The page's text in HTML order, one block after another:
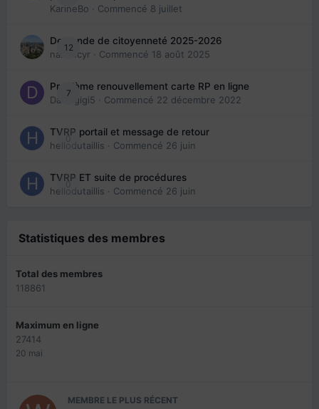
KarineBo · Commencé 8 juillet
12
Demande de citoyenneté 2025-2026
nanancyr · Commencé 18 août 2025
7
Problème renouvellement carte RP en ligne
Davidgigi5 · Commencé 22 décembre 2022
0
TVRP portail et message de retour
hellodutaillis · Commencé 26 juin
0
TVRP ET suite de procédures
hellodutaillis · Commencé 26 juin
Statistiques des membres
Total des membres
118861
Maximum en ligne
27414
20 mai
MEMBRE LE PLUS RÉCENT